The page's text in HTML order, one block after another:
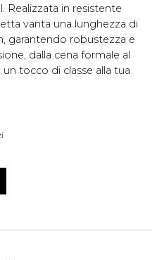
Realizzata in resistente
vanta una lunghezza di
garantendo robustezza e
dalla cena formale al
tocco di classe alla tua